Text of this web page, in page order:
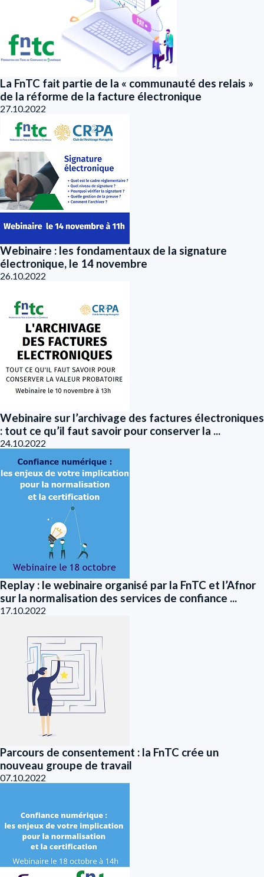
La FnTC fait partie de la « communauté des relais »
de la réforme de la facture électronique
27.10.2022
Webinaire : les fondamentaux de la signature
électronique, le 14 novembre
26.10.2022
Webinaire sur l’archivage des factures électroniques
: tout ce qu’il faut savoir pour conserver la ...
24.10.2022
Replay : le webinaire organisé par la FnTC et l’Afnor
sur la normalisation des services de confiance ...
17.10.2022
Parcours de consentement : la FnTC crée un
nouveau groupe de travail
07.10.2022